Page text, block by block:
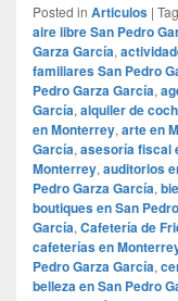
Posted in Articulos |
aire libre San Pedro
Garza García,
familiares San Pedro
Pedro Garza García,
García, alquiler de
en Monterrey, arte en
García, asesoría fiscal
Monterrey, auditorios
Pedro Garza García,
boutiques en San
García, Cafetería de
cafeterías en
Pedro Garza García,
belleza en San Pedro